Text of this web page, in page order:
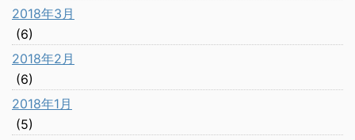
2018年3月
(6)
2018年2月
(6)
2018年1月
(5)